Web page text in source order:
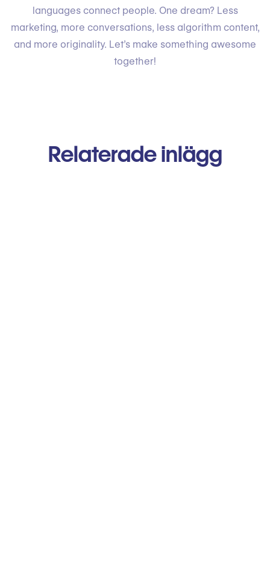
languages connect people. One dream? Less
marketing, more conversations, less algorithm content,
and more originality. Let’s make something awesome
together!
Relaterade inlägg